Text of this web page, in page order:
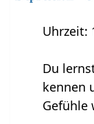
Uhrzeit:
Du
kennen
Gefühle